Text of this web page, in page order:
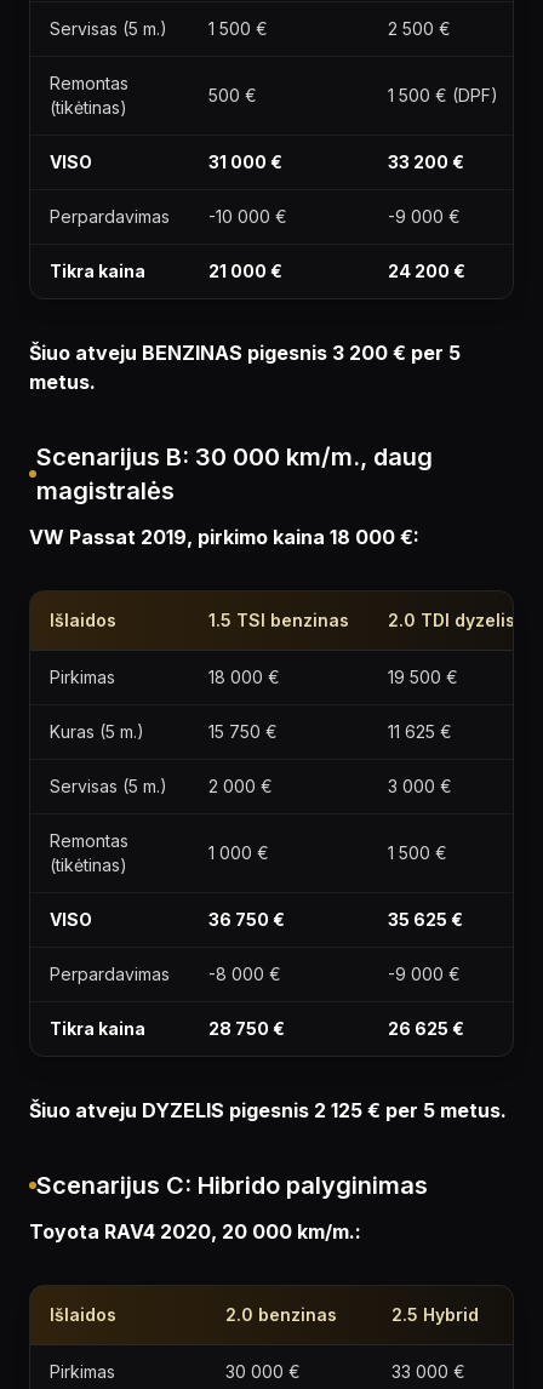
Servisas (5 m.) 1 500 € 2 500 €
Remontas
(tikėtinas)
500 € 1 500 € (DPF)
VISO 31 000 € 33 200 €
Perpardavimas -10 000 € -9 000 €
Tikra kaina 21 000 € 24 200 €
Šiuo atveju BENZINAS pigesnis 3 200 € per 5
metus.
Scenarijus B: 30 000 km/m., daug
magistralės
VW Passat 2019, pirkimo kaina 18 000 €:
Išlaidos 1.5 TSI benzinas 2.0 TDI dyzelis
Pirkimas 18 000 € 19 500 €
Kuras (5 m.) 15 750 € 11 625 €
Servisas (5 m.) 2 000 € 3 000 €
Remontas
(tikėtinas)
1 000 € 1 500 €
VISO 36 750 € 35 625 €
Perpardavimas -8 000 € -9 000 €
Tikra kaina 28 750 € 26 625 €
Šiuo atveju DYZELIS pigesnis 2 125 € per 5 metus.
Scenarijus C: Hibrido palyginimas
Toyota RAV4 2020, 20 000 km/m.:
Išlaidos 2.0 benzinas 2.5 Hybrid
Pirkimas 30 000 € 33 000 €